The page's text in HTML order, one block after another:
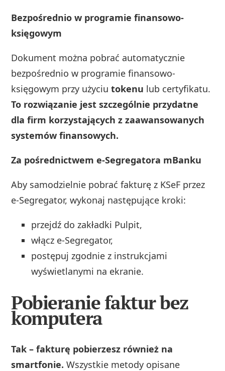
Bezpośrednio w programie finansowo-
księgowym
Dokument można pobrać automatycznie
bezpośrednio w programie finansowo-
księgowym przy użyciutokenu lub certyfikatu.
To rozwiązanie jest szczególnie przydatne
dla firm korzystających z zaawansowanych
systemów finansowych.
Za pośrednictwem e‑Segregatora mBanku
Aby samodzielnie pobrać fakturę z KSeF przez
e‑Segregator, wykonaj następujące kroki:
przejdź do zakładki Pulpit,
włącz e‑Segregator,
postępuj zgodnie z instrukcjami
wyświetlanymi na ekranie.
Pobieranie faktur bez
komputera
Tak – fakturę pobierzesz również na
smartfonie. Wszystkie metody opisane